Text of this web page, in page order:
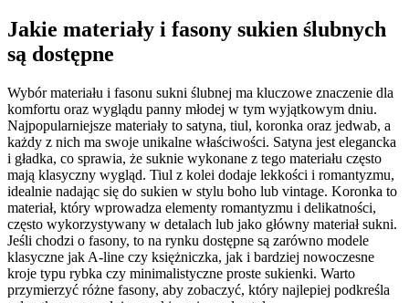
Jakie materiały i fasony sukien ślubnych
są dostępne
Wybór materiału i fasonu sukni ślubnej ma kluczowe znaczenie dla
komfortu oraz wyglądu panny młodej w tym wyjątkowym dniu.
Najpopularniejsze materiały to satyna, tiul, koronka oraz jedwab, a
każdy z nich ma swoje unikalne właściwości. Satyna jest elegancka
i gładka, co sprawia, że suknie wykonane z tego materiału często
mają klasyczny wygląd. Tiul z kolei dodaje lekkości i romantyzmu,
idealnie nadając się do sukien w stylu boho lub vintage. Koronka to
materiał, który wprowadza elementy romantyzmu i delikatności,
często wykorzystywany w detalach lub jako główny materiał sukni.
Jeśli chodzi o fasony, to na rynku dostępne są zarówno modele
klasyczne jak A-line czy księżniczka, jak i bardziej nowoczesne
kroje typu rybka czy minimalistyczne proste sukienki. Warto
przymierzyć różne fasony, aby zobaczyć, który najlepiej podkreśla